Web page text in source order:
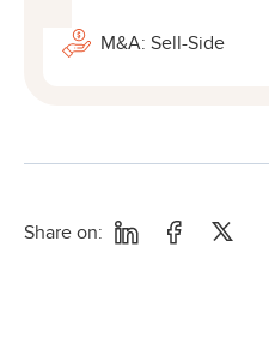
M&A: Sell-Side
Share on: